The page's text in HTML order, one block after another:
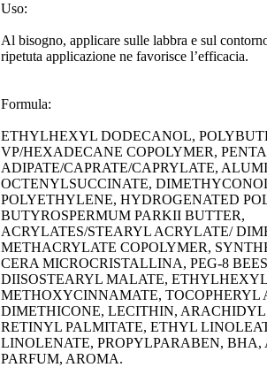
Uso:
​Al bisogno, applicare sulle labbra e sul
ripetuta applicazione ne favorisce l’efficacia.
Formula:
ETHYLHEXYL DODECANOL,
VP/HEXADECANE COPOLYMER,
ADIPATE/CAPRATE/CAPRYLATE,
OCTENYLSUCCINATE,
POLYETHYLENE, HYDROGENATED
BUTYROSPERMUM PARKII BUTTER,
ACRYLATES/STEARYL ACRYLATE/
METHACRYLATE COPOLYMER,
CERA MICROCRISTALLINA, PEG-8
DIISOSTEARYL MALATE, ETHYLHEXYL
METHOXYCINNAMATE, TOCOPHERYL
DIMETHICONE, LECITHIN, ARACHIDYL
RETINYL PALMITATE, ETHYL
LINOLENATE, PROPYLPARABEN,
PARFUM, AROMA.​